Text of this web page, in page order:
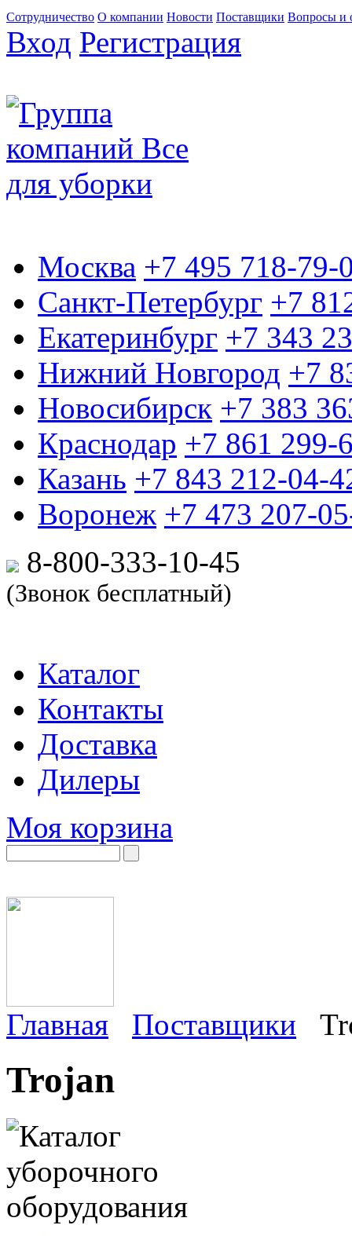
Сотрудничество О компании Новости Поставщики Вопросы и
Вход Регистрация
Москва +7 495 718-79-
Санкт-Петербург +7
Екатеринбург +7 343
Нижний Новгород +7
Новосибирск +7 383
Краснодар +7 861 299-
Казань +7 843 212-04-
Воронеж +7 473 207-
8-800-333-10-45
(Звонок бесплатный)
Каталог
Контакты
Доставка
Дилеры
Моя корзина
Главная Поставщики
Trojan